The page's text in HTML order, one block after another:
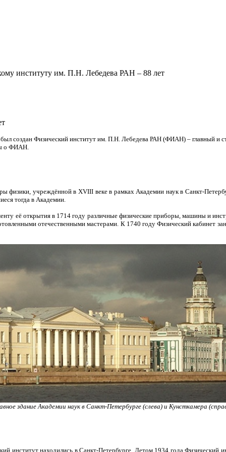
институту им. П.Н. Лебедева РАН – 88 лет
создан Физический институт им. П.Н. Лебедева РАН (ФИАН) – главный и
о ФИАН.
физики, учреждённой в XVIII веке в рамках Академии наук в Санкт-
тогда в Академии.
её открытия в 1714 году различные физические приборы, машины и
отечественными мастерами. К 1740 году Физический кабинет
здание Академии наук в Санкт-Петербурге (слева) и Кунсткамера
институт находились в Санкт-Петербурге. Летом 1934 года Физический